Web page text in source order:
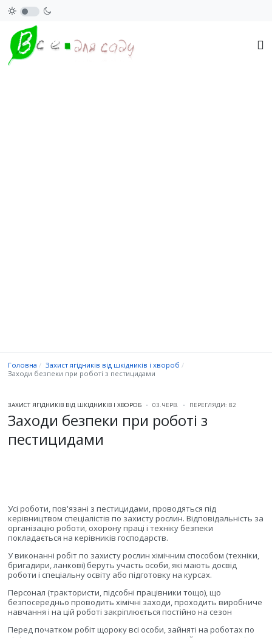
Головна
Захист ягідників від шкідників і хвороб
Заходи безпеки при роботі з пестицидами
ЗАХИСТ ЯГІДНИКІВ ВІД ШКІДНИКІВ І ХВОРОБ 03.ЧЕРВ. ПЕРЕГЛЯДИ: 82
Заходи безпеки при роботі з
пестицидами
Усі роботи, пов'язані з пестицидами, проводяться під
керівництвом спеціалістів по захисту рослин. Відповідальність за
організацію роботи, охорону праці і техніку безпеки
покладається на керівників господарств.
У виконанні робіт по захисту рослин хімічним способом (техніки,
бригадири, ланкові) беруть участь особи, які мають досвід
роботи і спеціальну освіту або підготовку на курсах.
Персонал (трактористи, підсобні працівники тощо), що
безпосередньо проводить хімічні заходи, проходить виробниче
навчання і на цій роботі закріплюється постійно на сезон
Перед початком робіт щороку всі особи, зайняті на роботах по